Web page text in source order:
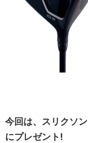
今回は、 スリクソン
にプレゼント!